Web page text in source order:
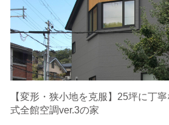
【変形・狭小地を克服】25坪に丁
式全館空調ver.3の家